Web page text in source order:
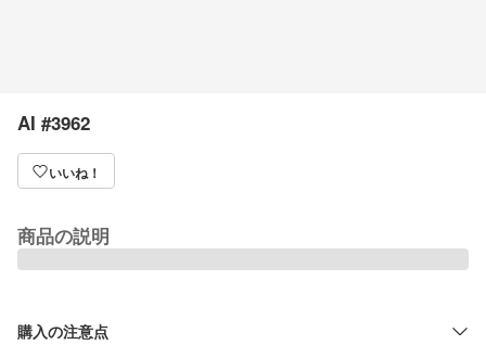
AI #3962
いいね！
商品の説明
購入の注意点